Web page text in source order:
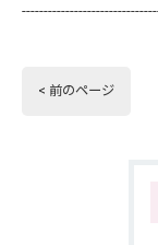
< 前のページ